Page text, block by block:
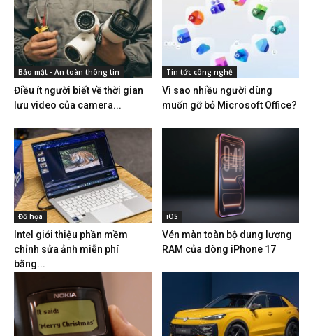
Bảo mật - An toàn thông tin
Điều ít người biết về thời gian
lưu video của camera...
Tin tức công nghệ
Vì sao nhiều người dùng
muốn gỡ bỏ Microsoft Office?
Đồ họa
Intel giới thiệu phần mềm
chỉnh sửa ảnh miễn phí
bằng...
iOS
Vén màn toàn bộ dung lượng
RAM của dòng iPhone 17